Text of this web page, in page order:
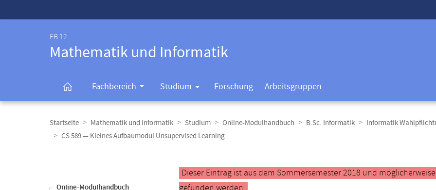
FB 12
Mathematik und Informatik
Fachbereich Studium Forschung Arbeitsgruppen
Navigation
Startseite Mathematik und Informatik Studium Online-Modulhandbuch B.Sc. Informatik
Informatik
CS 589 — Kleines Aufbaumodul Unsupervised Learning
Online-Modulhandbuch
Hauptinhalt
Dieser Eintrag ist aus dem Sommersemester 2018 und